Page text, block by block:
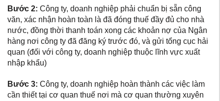
Bước 2: Công ty, doanh nghiệp phải chuẩn bị sẵn công
văn, xác nhận hoàn toàn là đã đóng thuế đầy đủ cho nhà
nước, đồng thời thanh toán xong các khoản nợ của Ngân
hàng nơi công ty đã đăng ký trước đó, và gửi tổng cục hải
quan (đối với công ty, doanh nghiệp thuộc lĩnh vực xuất
nhập khẩu)
Bước 3: Công ty, doanh nghiệp hoàn thành các việc làm
cần thiết tại cơ quan thuế nơi mà cơ quan thường xuyên